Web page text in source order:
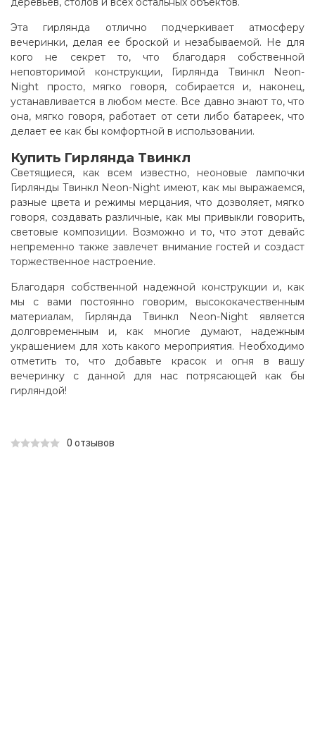
Эта гирлянда отлично подчеркивает атмосферу
вечеринки, делая ее броской и незабываемой. Не для
кого не секрет то, что благодаря собственной
неповторимой конструкции, Гирлянда Твинкл Neon-
Night просто, мягко говоря, собирается и, наконец,
устанавливается в любом месте. Все давно знают то, что
она, мягко говоря, работает от сети либо батареек, что
делает ее как бы комфортной в использовании.
Купить Гирлянда Твинкл
Светящиеся, как всем известно, неоновые лампочки
Гирлянды Твинкл Neon-Night имеют, как мы выражаемся,
разные цвета и режимы мерцания, что дозволяет, мягко
говоря, создавать различные, как мы привыкли говорить,
световые композиции. Возможно и то, что этот девайс
непременно также завлечет внимание гостей и создаст
торжественное настроение.
Благодаря собственной надежной конструкции и, как
мы с вами постоянно говорим, высококачественным
материалам, Гирлянда Твинкл Neon-Night является
долговременным и, как многие думают, надежным
украшением для хоть какого мероприятия. Необходимо
отметить то, что добавьте красок и огня в вашу
вечеринку с данной для нас потрясающей как бы
гирляндой!
0 отзывов